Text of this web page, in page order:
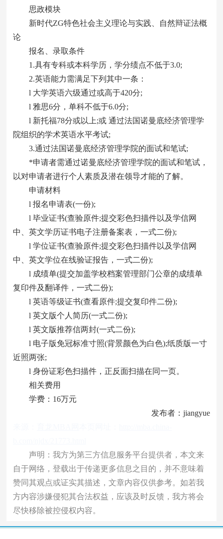
思政模块
新时代ZG特色社会主义理论与实践、自然辩证法概
论
报名、录取条件
1.具有专科或本科学历，学分绩点不低于3.0;
2.英语能力需满足下列其中一条：
l 大学英语六级通过或高于420分;
l 雅思6分，单科不低于6.0分;
l 新托福78分或以上;或 通过法国诺曼底经济管理学
院组织的学术英语水平考试;
3.通过法国诺曼底经济管理学院的面试和笔试;
*申请者需通过诺曼底经济管理学院的面试和笔试，
以对申请者进行个人素质及潜在领导才能的了解。
申请材料
l 报名申请表(一份);
l 毕业证书(查验原件;提交彩色扫描件以及学信网
中、英文学历证书电子注册备案表，一式二份);
l 学位证书(查验原件;提交彩色扫描件以及学信网
中、英文学位在线验证报告，一式二份);
l 成绩单(提交加盖学校档案管理部门公章的成绩单
复印件及翻译件，一式二份);
l 英语等级证书(查看原件;提交复印件二份);
l 英文版个人简历(一式二份);
l 英文版推荐信两封(一式二份);
l 电子版免冠标准寸照(背景颜色为白色);纸质版一寸
近照两张;
l 身份证彩色扫描件，正反面扫描在同一页。
相关费用
学费：16万元
发布者：jiangyue
声明：我方为第三方信息服务平台提供者，本文来
自于网络，登载出于传递更多信息之目的，并不意味着
赞同其观点或证实其描述，文章内容仅供参考。如若我
方内容涉嫌侵犯其合法权益，应该及时反馈，我方将会
尽快移除被控侵权内容。